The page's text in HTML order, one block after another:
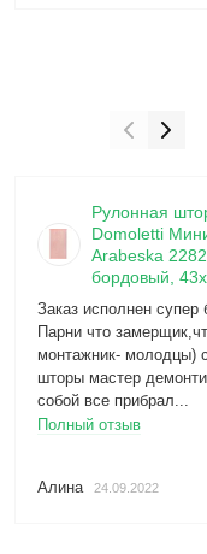
Рулонная
Domoletti
Arabeska 2282
бордовый,
Заказ исполнен супер
Парни что
монтажник- молодцы)
шторы мастер
собой все прибрал...
Полный отзыв
Алина 24.09.2022